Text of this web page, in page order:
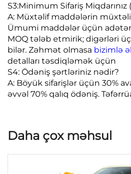
S3:Minimum Sifariş Miqdarınız
A: Müxtəlif maddələrin
Ümumi maddələr üçün adətən
MOQ tələb etmirik; digərləri
bilər. Zəhmət olmasa bizimlə
detalları təsdiqləmək üçün
S4: Ödəniş şərtləriniz nədir?
A: Böyük sifarişlər üçün 30%
əvvəl 70% qalıq ödəniş.
Daha çox məhsul